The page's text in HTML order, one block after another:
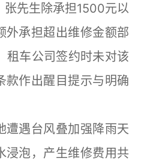
张先生除承担1500元以
外承担超出维修金额部
租车公司签约时未对该
款作出醒目提示与明确
遇台风叠加强降雨天
浸泡，产生维修费用共